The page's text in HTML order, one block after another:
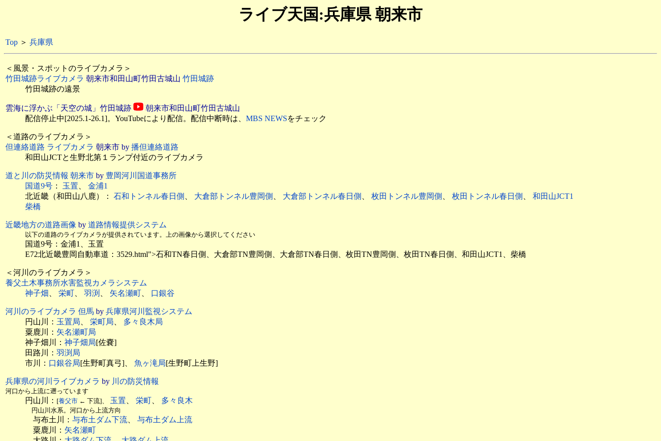
ライブ天国:兵庫県 朝来市
Top ＞ 兵庫県
＜風景・スポットのライブカメラ＞
竹田城跡ライブカメラ 朝来市和田山町竹田古城山 竹田城跡
竹田城跡の遠景
雲海に浮かぶ「天空の城」竹田城跡
朝来市和田山町竹田古城山
配信停止中[2025.1-26.1]。YouTubeにより配信。配信中断時は、 MBS NEWSをチェック
＜道路のライブカメラ＞
但連絡道路 ライブカメラ 朝来市 by 播但連絡道路
和田山JCTと生野北第１ランプ付近のライブカメラ
道と川の防災情報 朝来市 by 豊岡河川国道事務所
国道9号 ： 玉置、 金浦1
北近畿（和田山八鹿）： 石和トンネル春日側 、 大倉部トンネル豊岡側 、 大倉部トンネル春日側 、 枚田トンネル豊岡側 、 枚田トンネル春日側 、 和田山JCT1
柴橋
近畿地方の道路画像 by 道路情報提供システム
以下の道路のライブカメラが提供されています。上の画像から選択してください
国道9号：金浦1、玉置
E72北近畿豊岡自動車道：3529.html">石和TN春日側、大倉部TN豊岡側、大倉部TN春日側、枚田TN豊岡側、枚田TN春日側、和田山JCT1、柴橋
＜河川のライブカメラ＞
養父土木事務所水害監視カメラシステム
神子畑 、 栄町、 羽渕 、 矢名瀬町、 口銀谷
河川のライブカメラ 但馬 by 兵庫県河川監視システム
円山川： 玉置局、 栄町局、 多々良木局
粟鹿川： 矢名瀬町局
神子畑川： 神子畑局[佐嚢]
田路川： 羽渕局
市川： 口銀谷局[生野町真弓]、 魚ヶ滝局[生野町上生野]
兵庫県の河川ライブカメラ by 川の防災情報
河口から上流に遡っています
円山川： [養父市 ← 下流]、 玉置、 栄町、 多々良木
円山川水系。河口から上流方向
与布土川： 与布土ダム下流、 与布土ダム上流
粟鹿川： 矢名瀬町